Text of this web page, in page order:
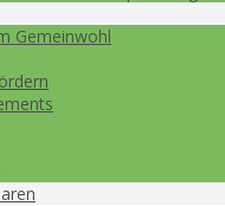
Gemeinwohl